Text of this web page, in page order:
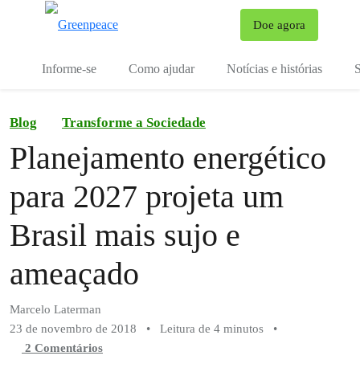
Doe agora
Informe-se Como ajudar Notícias e histórias
Blog Transforme a Sociedade
Planejamento energético
para 2027 projeta um
Brasil mais sujo e
ameaçado
Marcelo Laterman
23 de novembro de 2018
• Leitura de 4 minutos
•
2 Comentários